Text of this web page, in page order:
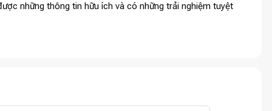
những thông tin hữu ích và có những trải nghiệm tuyệt